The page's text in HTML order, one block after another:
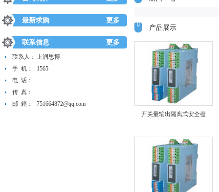
最新求购 更多
联系信息 更多
联系人： 上润思博
手 机：
1565
电 话：
传 真：
邮 箱：
751664872@qq.com
产品展示
开关量输出隔离式安全栅